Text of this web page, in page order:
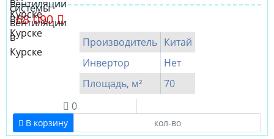
68 090
Производитель Китай
Инвертор
Нет
Площадь, м²
70
0
В корзину